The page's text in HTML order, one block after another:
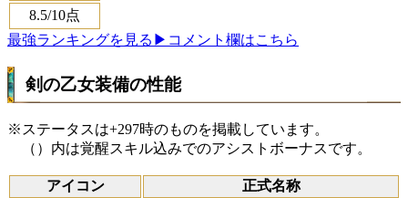
8.5/10点
最強ランキングを見る ▶コメント欄はこちら
剣の乙女装備の性能
※ステータスは+297時のものを掲載しています。
（）内は覚醒スキル込みでのアシストボーナスです。
アイコン 正式名称